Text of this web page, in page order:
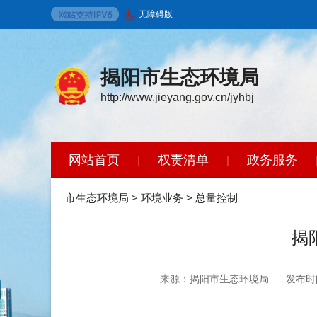
无障碍版
揭阳市生态环境局
http://www.jieyang.gov.cn/jyhbj
网站首页 | 权责清单 | 政务服务
环境保护标准 | 政策法规
市生态环境局 > 环境业务 > 总量控制
揭
来源：揭阳市生态环境局 发布